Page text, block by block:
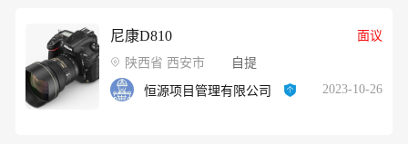
尼康D810
面议
陕西省 西安市
自提
恒源项目管理有限公司 2023-10-26